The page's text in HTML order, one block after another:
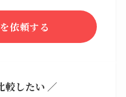
依頼する
較したい ／